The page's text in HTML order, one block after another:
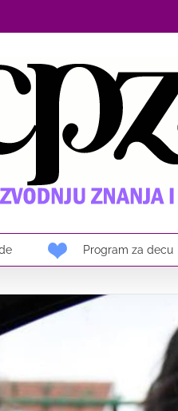
Program za decu